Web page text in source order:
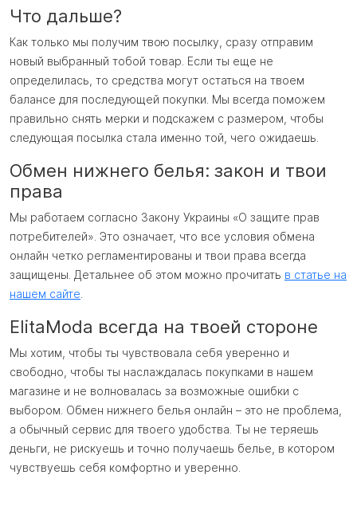
Что дальше?
Как только мы получим твою посылку, сразу отправим
новый выбранный тобой товар. Если ты еще не
определилась, то средства могут остаться на твоем
балансе для последующей покупки. Мы всегда поможем
правильно снять мерки и подскажем с размером, чтобы
следующая посылка стала именно той, чего ожидаешь.
Обмен нижнего белья: закон и твои
права
Мы работаем согласно Закону Украины «О защите прав
потребителей». Это означает, что все условия обмена
онлайн четко регламентированы и твои права всегда
защищены. Детальнее об этом можно прочитать в статье на
нашем сайте
ElitaModa всегда на твоей стороне
Мы хотим, чтобы ты чувствовала себя уверенно и
свободно, чтобы ты наслаждалась покупками в нашем
магазине и не волновалась за возможные ошибки с
выбором. Обмен нижнего белья онлайн – это не проблема,
а обычный сервис для твоего удобства. Ты не теряешь
деньги, не рискуешь и точно получаешь белье, в котором
чувствуешь себя комфортно и уверенно.